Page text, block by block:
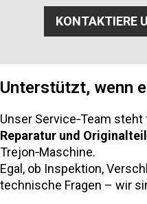
KONTAKTIERE
Unterstützt, wenn
Unser Service‑Team steht
Reparatur und
Trejon‑Maschine.
Egal, ob Inspektion,
technische Fragen – wir